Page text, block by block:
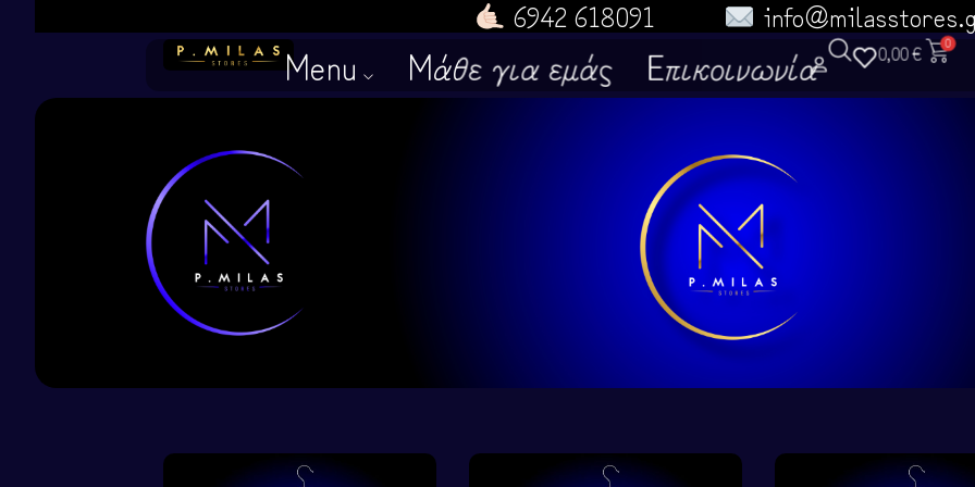
6942 618091
Menu
Αρχική
Δες όλα τα προϊόντα
────────
Ρούχα Αγέλης
Μάθε για εμάς Επικοινωνία 0,00€ 0